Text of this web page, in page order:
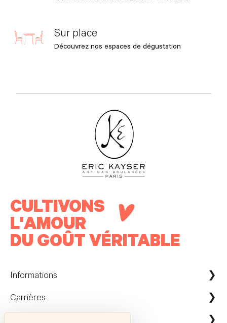
Sur place
Découvrez nos espaces de dégustation
CULTIVONS
L'AMOUR
DU GOÛT VÉRITABLE
Informations
Maison Kayser France
Carrières